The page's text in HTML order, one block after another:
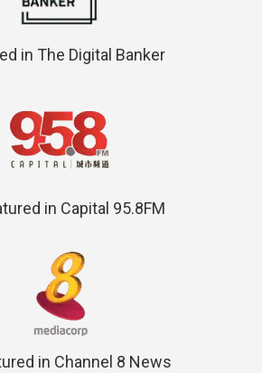
in The Digital Banker
in Capital 95.8FM
in Channel 8 News